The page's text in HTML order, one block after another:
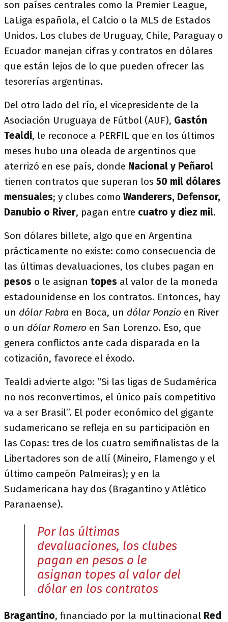
son países centrales como la Premier League,
LaLiga española, el Calcio o la MLS de Estados
Unidos. Los clubes de Uruguay, Chile, Paraguay o
Ecuador manejan cifras y contratos en dólares
que están lejos de lo que pueden ofrecer las
tesorerías argentinas.
Del otro lado del río, el vicepresidente de la
Asociación Uruguaya de Fútbol (AUF), Gastón
Tealdi, le reconoce a PERFIL que en los últimos
meses hubo una oleada de argentinos que
aterrizó en ese país, donde Nacional y Peñarol
tienen contratos que superan los 50 mil dólares
mensuales; y clubes como Wanderers, Defensor,
Danubio o River, pagan entre cuatro y diez mil.
Son dólares billete, algo que en Argentina
prácticamente no existe: como consecuencia de
las últimas devaluaciones, los clubes pagan en
pesos o le asignan topes al valor de la moneda
estadounidense en los contratos. Entonces, hay
un dólar Fabra en Boca, un dólar Ponzio en River
o un dólar Romero en San Lorenzo. Eso, que
genera conflictos ante cada disparada en la
cotización, favorece el éxodo.
Tealdi advierte algo: “Si las ligas de Sudamérica
no nos reconvertimos, el único país competitivo
va a ser Brasil”. El poder económico del gigante
sudamericano se refleja en su participación en
las Copas: tres de los cuatro semifinalistas de la
Libertadores son de allí (Mineiro, Flamengo y el
último campeón Palmeiras); y en la
Sudamericana hay dos (Bragantino y Atlético
Paranaense).
Por las últimas
devaluaciones, los clubes
pagan en pesos o le
asignan topes al valor del
dólar en los contratos
Bragantino, financiado por la multinacional Red